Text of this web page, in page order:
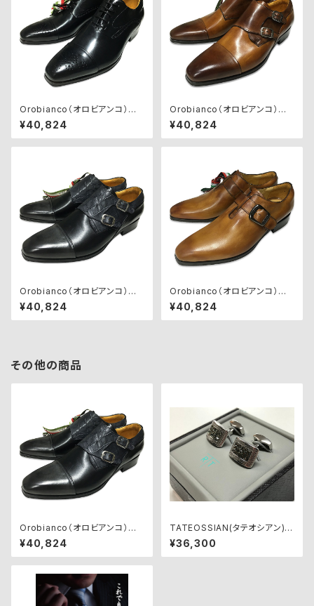
Orobianco（オロビアンコ）ビ
ジネスシューズ【MONZA】NER
O
¥40,824
Orobianco（オロビアンコ）ビ
ジネスシューズ【SAVONA】BR
ANDY/SIENA
¥40,824
Orobianco（オロビアンコ）ビ
ジネスシューズ【SAVONA】GRI
GIO/NERO
¥40,824
Orobianco（オロビアンコ）ビ
ジネスシューズ【CHIARI】SIEN
A
¥40,824
その他の商品
Orobianco（オロビアンコ）ビ
ジネスシューズ【SAVONA】GRI
GIO/NERO
¥40,824
TATEOSSIAN(タテオシアン)カ
フリンクス CF0019
¥36,300